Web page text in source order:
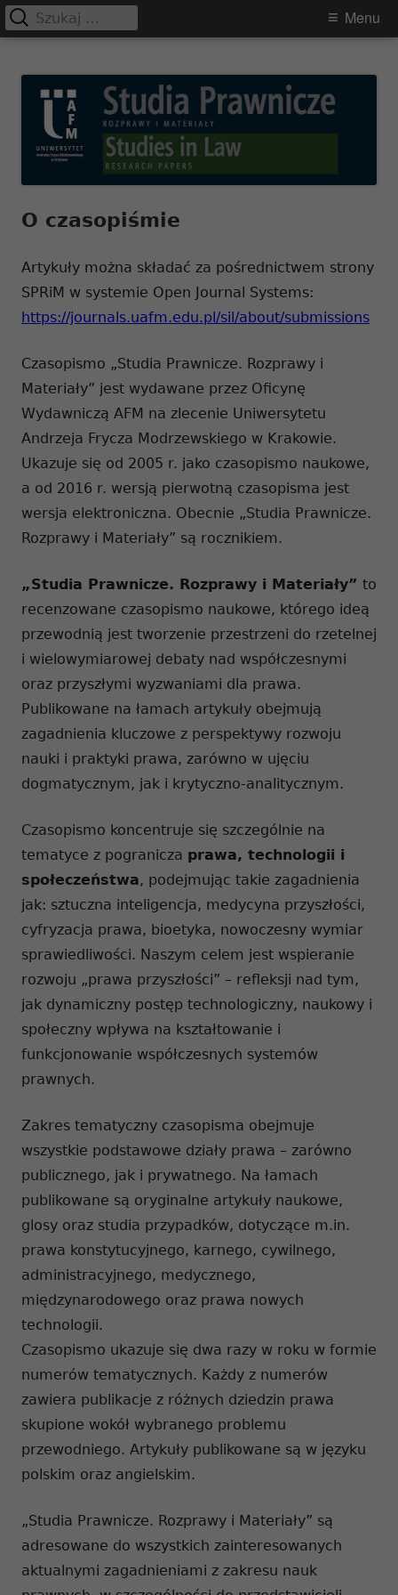
content
Materiały
Primary
Menu
Szukaj:
O czasopiśmie
Artykuły można składać za pośrednictwem strony
SPRiM w systemie Open Journal Systems:
https://journals.uafm.edu.pl/sil/about/submissions
Czasopismo „Studia Prawnicze. Rozprawy i
Materiały” jest wydawane przez Oficynę
Wydawniczą AFM na zlecenie Uniwersytetu
Andrzeja Frycza Modrzewskiego w Krakowie.
Ukazuje się od 2005 r. jako czasopismo naukowe,
a od 2016 r. wersją pierwotną czasopisma jest
wersja elektroniczna. Obecnie „Studia Prawnicze.
Rozprawy i Materiały” są rocznikiem.
„Studia Prawnicze. Rozprawy i Materiały” to
recenzowane czasopismo naukowe, którego ideą
przewodnią jest tworzenie przestrzeni do rzetelnej
i wielowymiarowej debaty nad współczesnymi
oraz przyszłymi wyzwaniami dla prawa.
Publikowane na łamach artykuły obejmują
zagadnienia kluczowe z perspektywy rozwoju
nauki i praktyki prawa, zarówno w ujęciu
dogmatycznym, jak i krytyczno-analitycznym.
Czasopismo koncentruje się szczególnie na
tematyce z pogranicza prawa, technologii i
społeczeństwa, podejmując takie zagadnienia
jak: sztuczna inteligencja, medycyna przyszłości,
cyfryzacja prawa, bioetyka, nowoczesny wymiar
sprawiedliwości. Naszym celem jest wspieranie
rozwoju „prawa przyszłości” – refleksji nad tym,
jak dynamiczny postęp technologiczny, naukowy i
społeczny wpływa na kształtowanie i
funkcjonowanie współczesnych systemów
prawnych.
Zakres tematyczny czasopisma obejmuje
wszystkie podstawowe działy prawa – zarówno
publicznego, jak i prywatnego. Na łamach
publikowane są oryginalne artykuły naukowe,
glosy oraz studia przypadków, dotyczące m.in.
prawa konstytucyjnego, karnego, cywilnego,
administracyjnego, medycznego,
międzynarodowego oraz prawa nowych
technologii.
Czasopismo ukazuje się dwa razy w roku w formie
numerów tematycznych. Każdy z numerów
zawiera publikacje z różnych dziedzin prawa
skupione wokół wybranego problemu
przewodniego. Artykuły publikowane są w języku
polskim oraz angielskim.
„Studia Prawnicze. Rozprawy i Materiały” są
adresowane do wszystkich zainteresowanych
aktualnymi zagadnieniami z zakresu nauk